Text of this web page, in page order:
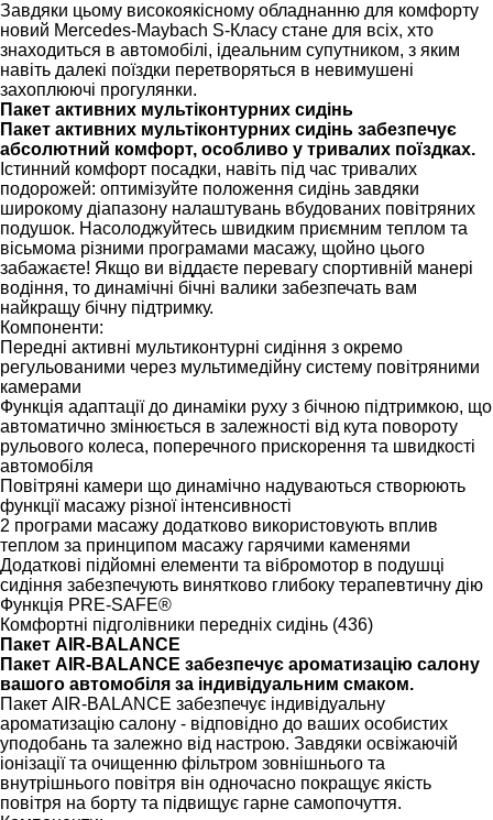
Завдяки цьому високоякісному обладнанню для комфорту
новий Mercedes-Maybach S-Класу стане для всіх, хто
знаходиться в автомобілі, ідеальним супутником, з яким
навіть далекі поїздки перетворяться в невимушені
захоплюючі прогулянки.
Пакет активних мультіконтурних сидінь
Пакет активних мультіконтурних сидінь забезпечує
абсолютний комфорт, особливо у тривалих поїздках.
Істинний комфорт посадки, навіть під час тривалих
подорожей: оптимізуйте положення сидінь завдяки
широкому діапазону налаштувань вбудованих повітряних
подушок. Насолоджуйтесь швидким приємним теплом та
вісьмома різними програмами масажу, щойно цього
забажаєте! Якщо ви віддаєте перевагу спортивній манері
водіння, то динамічні бічні валики забезпечать вам
найкращу бічну підтримку.
Компоненти:
Передні активні мультиконтурні сидіння з окремо
регульованими через мультимедійну систему повітряними
камерами
Функція адаптації до динаміки руху з бічною підтримкою, що
автоматично змінюється в залежності від кута повороту
рульового колеса, поперечного прискорення та швидкості
автомобіля
Повітряні камери що динамічно надуваються створюють
функції масажу різної інтенсивності
2 програми масажу додатково використовують вплив
теплом за принципом масажу гарячими каменями
Додаткові підйомні елементи та вібромотор в подушці
сидіння забезпечують винятково глибоку терапевтичну дію
Функція PRE-SAFE®
Комфортні підголівники передніх сидінь (436)
Пакет AIR-BALANCE
Пакет AIR-BALANCE забезпечує ароматизацію салону
вашого автомобіля за індивідуальним смаком.
Пакет AIR-BALANCE забезпечує індивідуальну
ароматизацію салону - відповідно до ваших особистих
уподобань та залежно від настрою. Завдяки освіжаючій
іонізації та очищенню фільтром зовнішнього та
внутрішнього повітря він одночасно покращує якість
повітря на борту та підвищує гарне самопочуття.